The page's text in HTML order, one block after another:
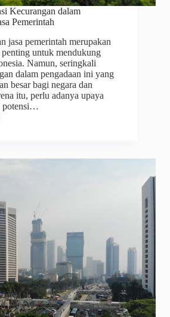
Kecurangan dalam
Pemerintah
jasa pemerintah merupakan
untuk mendukung
Namun, seringkali
dalam pengadaan ini yang
besar bagi negara dan
itu, perlu adanya upaya
potensi…